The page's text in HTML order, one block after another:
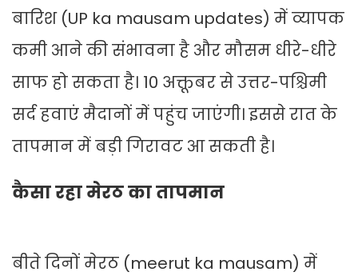
बारिश (UP ka mausam updates) में व्यापक
कमी आने की संभावना है और मौसम धीरे-धीरे
साफ हो सकता है। 10 अक्तूबर से उत्तर-पश्चिमी
सर्द हवाएं मैदानों में पहुंच जाएंगी। इससे रात के
तापमान में बड़ी गिरावट आ सकती है।
कैसा रहा मेरठ का तापमान
बीते दिनों मेरठ (meerut ka mausam) में